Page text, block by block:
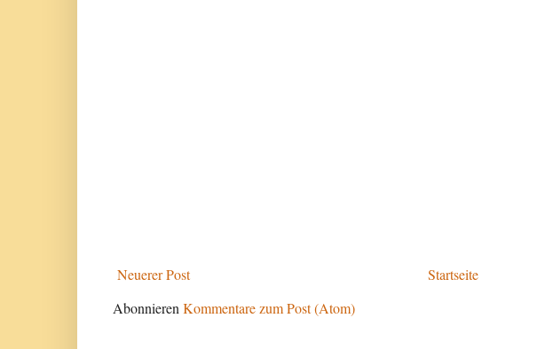
Neuerer Post
Startseite
AbonnierenKommentare zum Post (Atom)